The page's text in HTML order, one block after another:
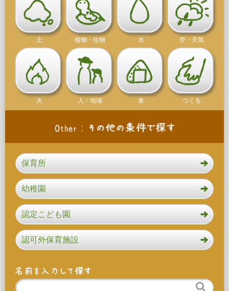
土 植物・生物 水 空・天気
火 人・地域 食 つくる
保育所
幼稚園
認定こども園
認可外保育施設